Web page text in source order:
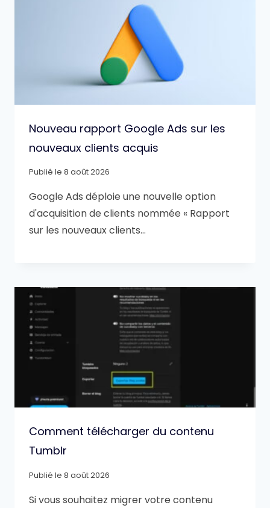
Nouveau rapport Google Ads sur les
nouveaux clients acquis
Publié le 8 août 2026
Google Ads déploie une nouvelle option
d'acquisition de clients nommée « Rapport
sur les nouveaux clients…
Comment télécharger du contenu
Tumblr
Publié le 8 août 2026
Si vous souhaitez migrer votre contenu